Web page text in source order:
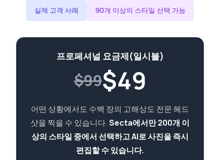
실제 고객 사례 90개 이상의 스타일 선택 가능
프로페셔널 요금제(일시불)
$99$49
어떤 상황에서도 수백 장의 고해상도 전문 헤드
샷을 찍을 수 있습니다.Secta에서만 200개 이
상의 스타일 중에서 선택하고 AI로 사진을 즉시
편집할 수 있습니다.